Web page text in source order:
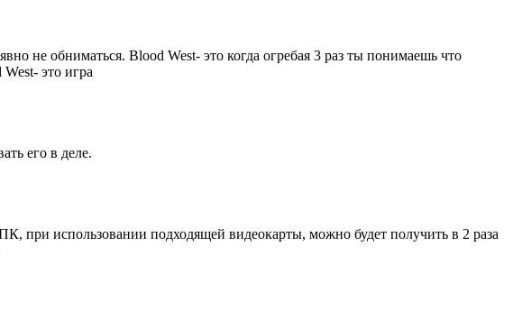
не обниматься. Blood West- это когда огребая 3 раз ты понимаешь что
это игра
его в деле.
при использовании подходящей видеокарты, можно будет получить в 2 раза